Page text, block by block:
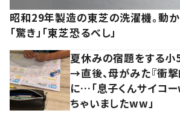
昭和29年製造の東芝の洗濯機。動
「驚き」「東芝恐るべし」
夏休みの宿題をする小
→直後、母がみた『衝撃
に…「息子くんサイコー
ちゃいましたww」